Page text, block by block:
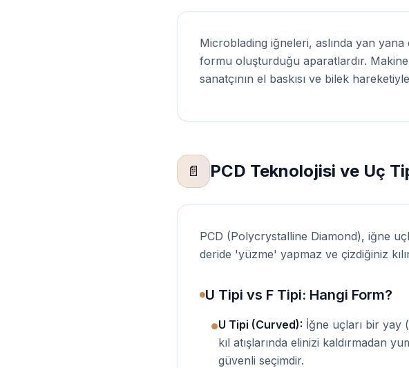
Microblading iğneleri, aslında yan
formu oluşturduğu aparatlardır.
sanatçının el baskısı ve bilek
📄 PCD Teknolojisi ve Uç
PCD (Polycrystalline Diamond), iğne
deride 'yüzme' yapmaz ve çizdiğiniz
U Tipi vs F Tipi: Hangi Form?
●U Tipi (Curved): İğne uçları bir yay
kıl atışlarında elinizi kaldırmadan
güvenli seçimdir.